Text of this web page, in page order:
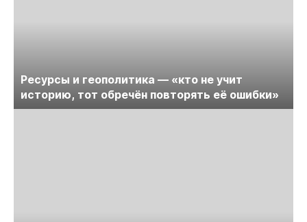
Ресурсы и геополитика — «кто не учит
историю, тот обречён повторять её ошибки»